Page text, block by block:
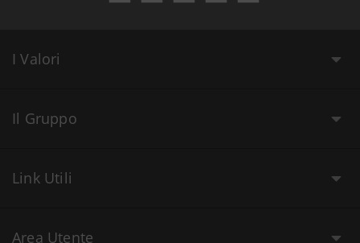
I Valori
Il Gruppo
Link Utili
Area Utente